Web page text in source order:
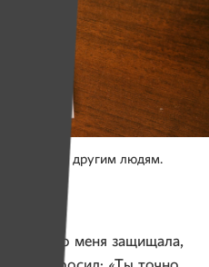
помогать другим людям.
меня защищала,